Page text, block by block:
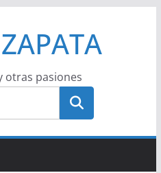
otras pasiones